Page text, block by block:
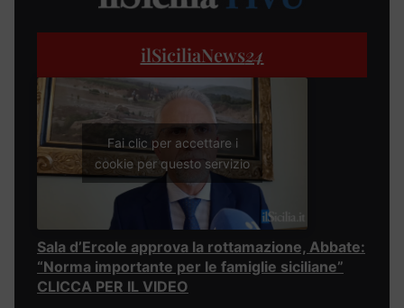
ilSiciliaNews24
Fai clic per accettare i
cookie per questo servizio
Sala d’Ercole approva la rottamazione, Abbate:
“Norma importante per le famiglie siciliane”
CLICCA PER IL VIDEO